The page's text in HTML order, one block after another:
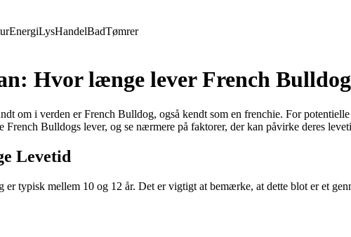
EnergiLysHandelBadTømrer
Hvor længe lever French
om i verden er French Bulldog, også kendt som en frenchie. For
Bulldogs lever, og se nærmere på faktorer, der kan påvirke deres
Levetid
typisk mellem 10 og 12 år. Det er vigtigt at bemærke, at dette blot er et